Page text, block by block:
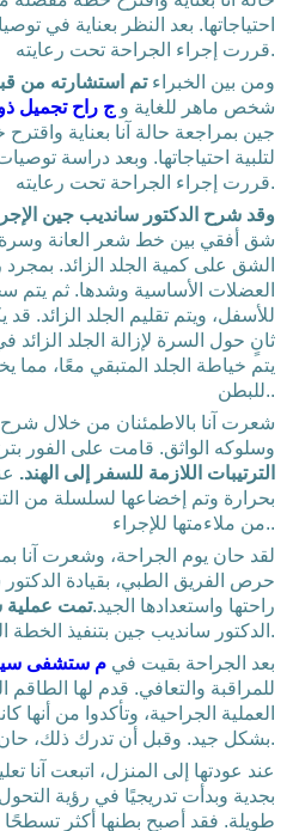
احتياجاتها. بعد النظر بعناية في
قررت إجراء الجراحة تحت رعايته.
ومن بين الخبراءتم استشارته من
شخص ماهر للغاية و ج راح تجميل
جين بمراجعة حالة آنا بعناية
لتلبية احتياجاتها. وبعد دراسة
قررت إجراء الجراحة تحت رعايته.
وقد شرح الدكتور سانديب جين
شق أفقي بين خط شعر العانة
الشق على كمية الجلد الزائد.
العضلات الأساسية وشدها. ثم يتم
للأسفل، ويتم تقليم الجلد
ثانٍ حول السرة لإزالة الجلد
يتم خياطة الجلد المتبقي معًا، مما
للبطن..
شعرت آنا بالاطمئنان من خلال
وسلوكه الواثق. قامت على الفور
الترتيبات اللازمة للسفر إلى الهند.
بحرارة وتم إخضاعها لسلسلة من
من ملاءمتها للإجراء..
لقد حان يوم الجراحة، وشعرت آنا
حرص الفريق الطبي، بقيادة
راحتها واستعدادها الجيد.تمت عملية
الدكتور سانديب جين بتنفيذ الخطة التي ناقشوها بمهارة.
بعد الجراحة بقيت في م ستشفى
للمراقبة والتعافي. قدم لها الطاقم
العملية الجراحية، وتأكدوا من أنها
بشكل جيد. وقبل أن تدرك ذلك، حان الوقت لعودة آنا إلى سويسرا.
عند عودتها إلى المنزل، اتبعت آنا
بجدية وبدأت تدريجيًا في رؤية
طويلة. فقد أصبح بطنها أكثر تسطحًا